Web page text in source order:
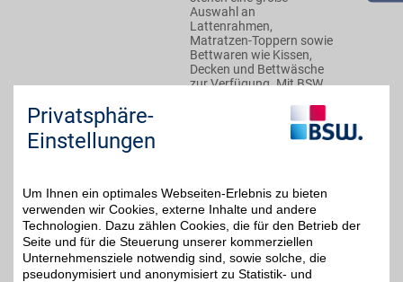
Auswahl an
Lattenrahmen,
Matratzen-Toppern sowie
Bettwaren wie Kissen,
Decken und Bettwäsche
zur Verfügung. Mit BSW
Zum Partnerprofil
3%
OTTO Gutschein
Zum Partnerprofil
Privatsphäre-
Einstellungen
Um Ihnen ein optimales Webseiten-Erlebnis zu bieten
verwenden wir Cookies, externe Inhalte und andere
Technologien. Dazu zählen Cookies, die für den Betrieb der
Seite und für die Steuerung unserer kommerziellen
Unternehmensziele notwendig sind, sowie solche, die
pseudonymisiert und anonymisiert zu Statistik- und